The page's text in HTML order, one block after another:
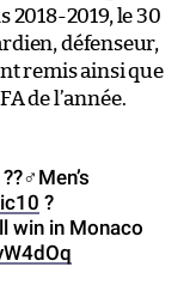
2018-2019, le 30
défenseur,
remis ainsi que
de l’année.
?️
win in Monaco